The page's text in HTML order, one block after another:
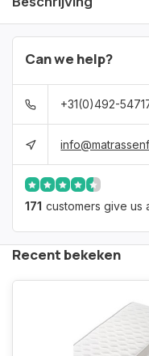
Can we help?
+31(0)492-
171 customers give us
Recent bekeken